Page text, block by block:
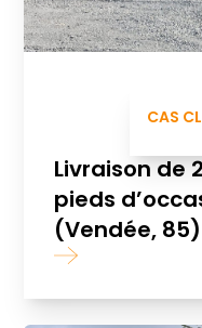
CAS
Livraison de
pieds
(Vendée, 85)